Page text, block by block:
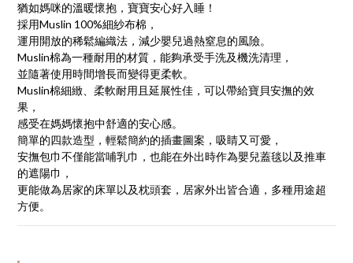
猶如媽咪的溫暖懷抱，寶寶安心好入睡！
採用Muslin 100%細紗布棉，
運用開放的稀鬆編織法，減少嬰兒過熱窒息的風險。
Muslin棉為一種耐用的材質，能夠承受手洗及機洗清理，
並隨著使用時間增長而變得更柔軟。
Muslin棉細緻、柔軟耐用且延展性佳，可以帶給寶貝安撫的效
果，
感受在媽媽懷抱中舒適的安心感。
簡單的四款造型，輕鬆簡約的插畫圖案，吸睛又可愛，
安撫包巾不僅能當哺乳巾，也能在外出時作為嬰兒蓋毯以及推車
的遮陽巾，
更能做為居家的床單以及枕頭套，居家外出皆合適，多種用途超
方便。